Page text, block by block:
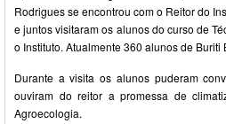
Rodrigues se encontrou com o Reitor do
e juntos visitaram os alunos do curso de
o Instituto. Atualmente 360 alunos de
Durante a visita os alunos puderam
ouviram do reitor a promessa de
Agroecologia.